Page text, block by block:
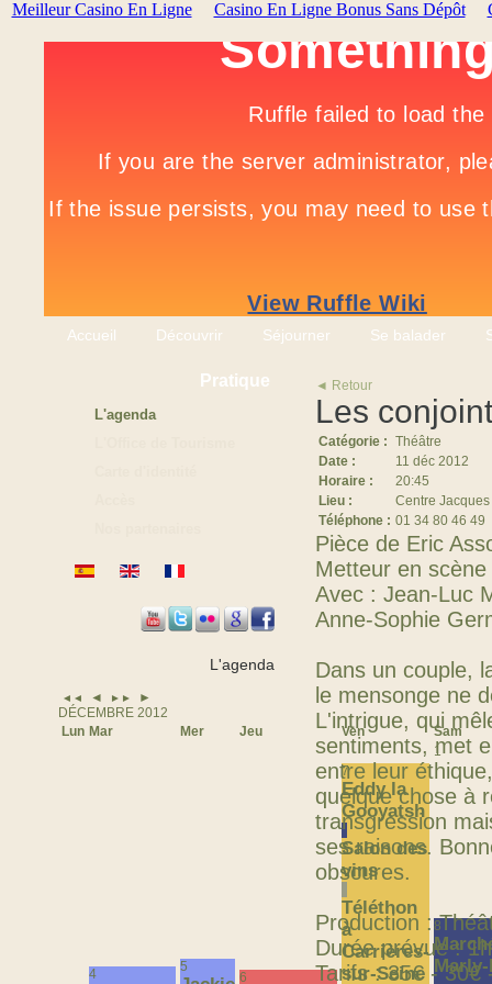
Meilleur Casino En Ligne Casino En Ligne Bonus Sans Dépôt
Accueil Découvrir Séjourner Se balader
Pratique
L'agenda
L'agenda
◄◄ ◄ ►►
►
DÉCEMBRE 2012
Lun Mar Mer Jeu Ven
Sam
1
4 5
6
7
Eddy la
Gooyatsh
Salon des
vins
Téléthon
à
Carrières-
sur-Seine
8
◄ Retour
Les
Catégorie : Théâtre
Date :
11 déc 2012
Horaire :
20:45
Lieu :
Centre
Téléphone : 01 34 80 46 49
Pièce de Eric
Metteur en
Avec : Jean-Luc
Anne-Sophie
Dans un couple,
le mensonge ne
L'intrigue, qui
sentiments, met
entre leur
quelque chose à
transgression
ses raisons.
obscures.
Production :
Durée prévue :
Tarifs : 35€ - 30€